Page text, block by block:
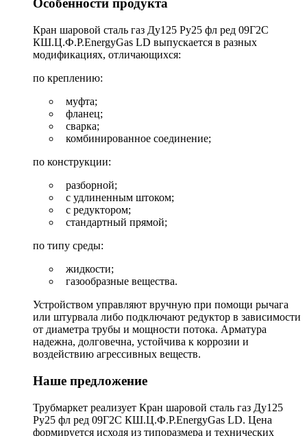
Особенности продукта
Кран шаровой сталь газ Ду125 Ру25 фл ред 09Г2С
КШ.Ц.Ф.Р.EnergyGas LD выпускается в разных
модификациях, отличающихся:
по креплению:
муфта;
фланец;
сварка;
комбинированное соединение;
по конструкции:
разборной;
с удлиненным штоком;
с редуктором;
стандартный прямой;
по типу среды:
жидкости;
газообразные вещества.
Устройством управляют вручную при помощи рычага
или штурвала либо подключают редуктор в зависимости
от диаметра трубы и мощности потока. Арматура
надежна, долговечна, устойчива к коррозии и
воздействию агрессивных веществ.
Наше предложение
Трубмаркет реализует Кран шаровой сталь газ Ду125
Ру25 фл ред 09Г2С КШ.Ц.Ф.Р.EnergyGas LD. Цена
формируется исходя из типоразмера и технических